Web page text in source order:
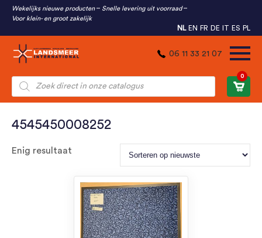
Wekelijks nieuwe producten
Snelle levering uit voorraad
Voor klein- en groot zakelijk
NL EN FR DE IT ES PL
06 11 33 21 07
Producten
zoeken
0
4545450008252
Enig resultaat